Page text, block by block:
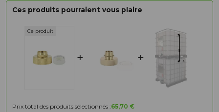
Ces produits pourraient vous plaire
+ +
Prix total des produits sélectionnés :65,70 €